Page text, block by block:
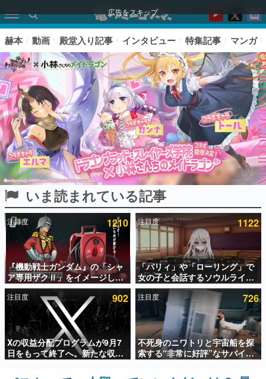
広告をスキップ
ピックアップ
電ファミのいま読まれている記事ランキング
アプリセール情報
インタビュー
連載・特集一覧
殿堂入り記事
SNS拡散数が数千以上！ ページビュー数万以上！ などな
ど。多くの人々に読まれた、電ファミ渾身の“殿堂入り”記
事をまとめました。
赫本 動画 殿堂入り記事 インタビュー 特集記事 マンガ
いま読まれている記事
注目度 1210
『機動戦士ガンダム』の「シャ
ア専用ザクⅡ」をイメージした
散水ホースリールが予約開始。
本体にはシャアのパーソナルマ
ークやジオン公国軍のエンブレ
ム、型式番号などを配置
注目度 1122
「パリィ」や「ローリング」で
女の子と会話するソウルライク
恋愛ゲーム『小早川さんはソウ
ルライク』無料公開。返事に失
敗すると「YOU DIED」
注目度 902
Xの収益分配プログラムが9月7
日をもって終了へ。新たな収益
化制度「Original Content
Rewards Program」を発表
注目度 726
不死身のニワトリと宇宙船を探
索する“非常に好評”なサバイバ
ルゲーム『Breathedge』が無
料で配布中。入手できる期間は8